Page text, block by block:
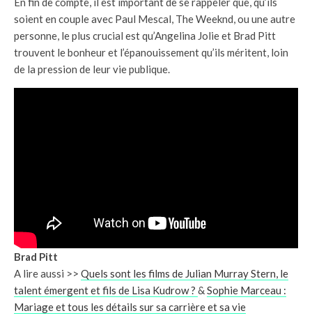
soient en couple avec Paul Mescal, The Weeknd, ou une autre
personne, le plus crucial est qu’Angelina Jolie et Brad Pitt
trouvent le bonheur et l’épanouissement qu’ils méritent, loin
de la pression de leur vie publique.
Brad Pitt
A lire aussi >> Quels sont les films de Julian Murray Stern, le
talent émergent et fils de Lisa Kudrow ? &Sophie Marceau :
Mariage et tous les détails sur sa carrière et sa vie